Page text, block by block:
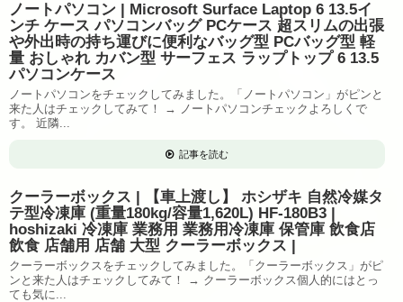
ノートパソコン | Microsoft Surface Laptop 6 13.5イ
ンチ ケース パソコンバッグ PCケース 超スリムの出張
や外出時の持ち運びに便利なバッグ型 PCバッグ型 軽
量 おしゃれ カバン型 サーフェス ラップトップ 6 13.5
パソコンケース
ノートパソコンをチェックしてみました。「ノートパソコン」がピンと
来た人はチェックしてみて！ → ノートパソコンチェックよろしくで
す。 近隣...
記事を読む
クーラーボックス | 【車上渡し】 ホシザキ 自然冷媒タ
テ型冷凍庫 (重量180kg/容量1,620L) HF-180B3 |
hoshizaki 冷凍庫 業務用 業務用冷凍庫 保管庫 飲食店
飲食 店舗用 店舗 大型 クーラーボックス |
クーラーボックスをチェックしてみました。「クーラーボックス」がピ
ンと来た人はチェックしてみて！ → クーラーボックス個人的にはとっ
ても気に...